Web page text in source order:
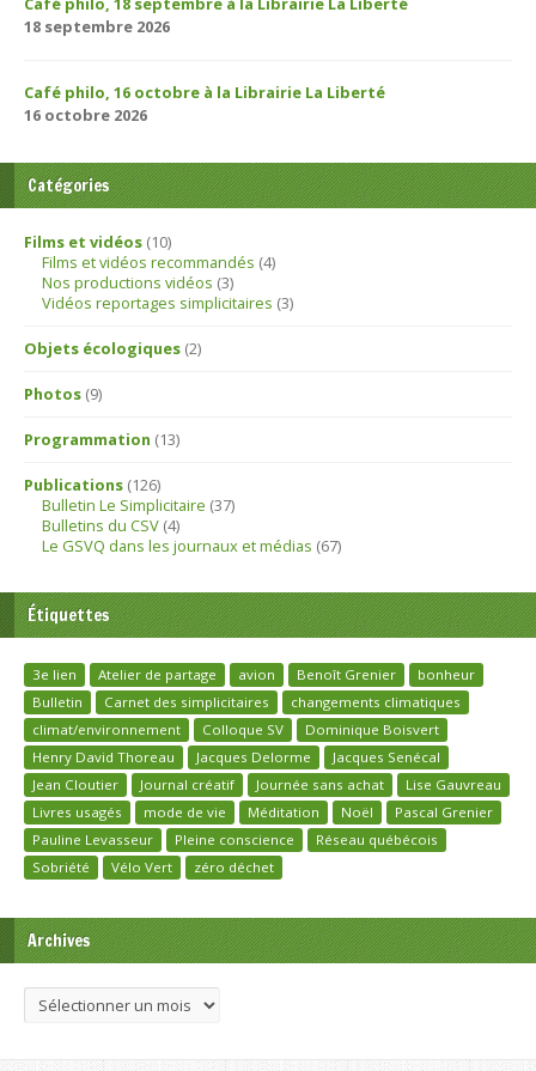
18 septembre 2026
Café philo, 16 octobre à la Librairie La Liberté
16 octobre 2026
Catégories
Films et vidéos (10)
Films et vidéos recommandés (4)
Nos productions vidéos (3)
Vidéos reportages simplicitaires (3)
Objets écologiques (2)
Photos (9)
Programmation (13)
Publications (126)
Bulletin Le Simplicitaire (37)
Bulletins du CSV (4)
Le GSVQ dans les journaux et médias (67)
Étiquettes
3e lien Atelier de partage avion Benoît Grenier
bonheur
Bulletin
Carnet des simplicitaires
changements climatiques
climat/environnement
Colloque SV
Dominique Boisvert
Henry David Thoreau
Jacques Delorme
Jacques Senécal
Jean Cloutier
Journal créatif Journée sans achat
Lise Gauvreau
Livres usagés
mode de vie Méditation Noël
Pascal Grenier
Pauline Levasseur
Pleine conscience
Réseau québécois
Sobriété
Vélo Vert zéro déchet
Archives
Archives